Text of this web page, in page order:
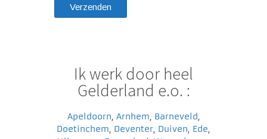
Ik werk door heel
Gelderland e.o. :
Apeldoorn, Arnhem, Barneveld,
Doetinchem, Deventer, Duiven, Ede,